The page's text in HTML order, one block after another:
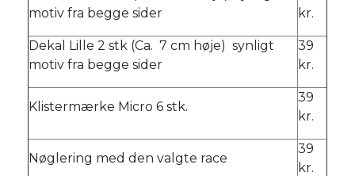
motiv fra begge sider
kr.
Dekal Lille 2 stk (Ca. 7 cm høje) synligt
motiv fra begge sider
39
kr.
Klistermærke Micro 6 stk.
39
kr.
Nøglering med den valgte race
39
kr.